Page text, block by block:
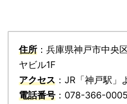
住所 ：兵庫県神戸市中央
ヤビル1F
アクセス ：JR「神戸駅」
電話番号 ：078-366-0005